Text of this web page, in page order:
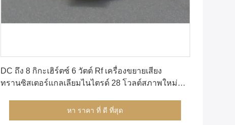
DC ถึง 8 กิกะเฮิร์ตซ์ 6 วัตต์ Rf เครื่องขยายเสียง
ทรานซิสเตอร์แกลเลียมไนไตรด์ 28 โวลต์สภาพใหม่
หา ราคา ที่ ดี ที่สุด